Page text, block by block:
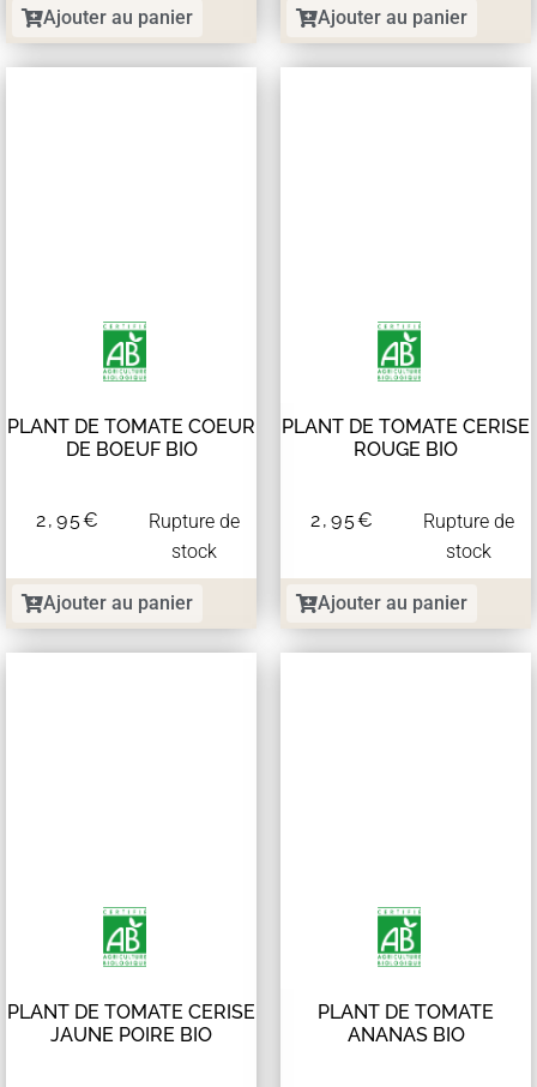
Ajouter au panier Ajouter au panier
PLANT DE TOMATE COEUR
DE BOEUF BIO
2,95€
Rupture de
stock
Ajouter au panier
PLANT DE TOMATE CERISE
ROUGE BIO
2,95€
Rupture de
stock
Ajouter au panier
PLANT DE TOMATE CERISE
JAUNE POIRE BIO
PLANT DE TOMATE
ANANAS BIO